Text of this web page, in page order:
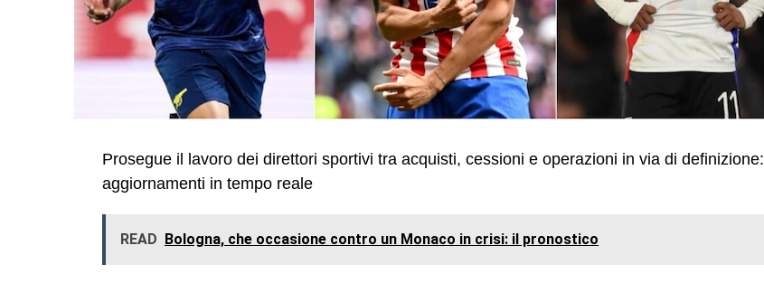
Prosegue il lavoro dei direttori sportivi tra acquisti, cessioni e operazioni in via di definizione:
aggiornamenti in tempo reale
READ Bologna, che occasione contro un Monaco in crisi: il pronostico